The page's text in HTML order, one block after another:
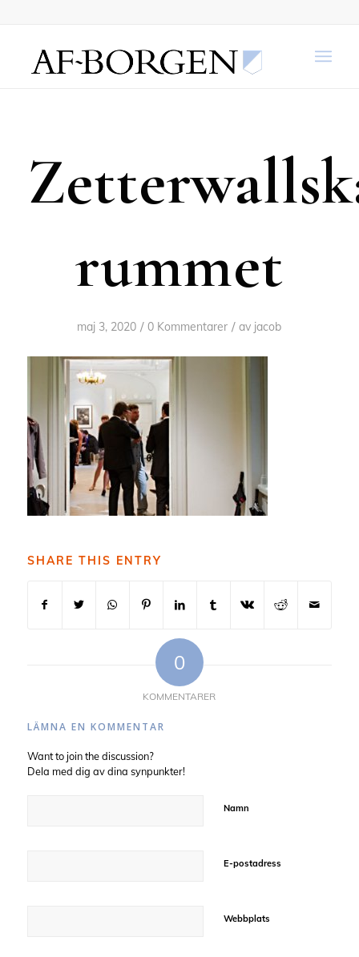
rummet
maj 3, 2020 / 0 Kommentarer / av jacob
SHARE THIS ENTRY
0
KOMMENTARER
LÄMNA EN KOMMENTAR
Want to join the discussion?
Dela med dig av dina synpunkter!
Namn
E-postadress
Webbplats